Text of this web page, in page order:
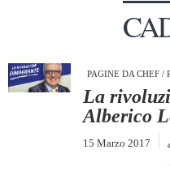
Chi siamo
PAGINE DA CHEF/
La
Alberico
15 Marzo 2017